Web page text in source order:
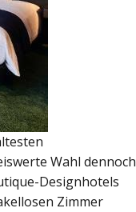
Wahl dennoch
Designhotels
Zimmer